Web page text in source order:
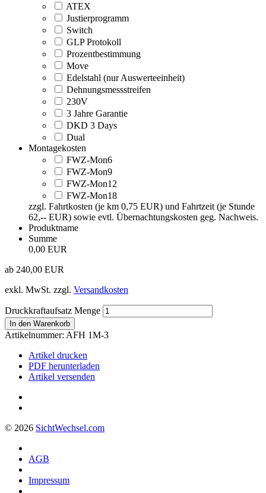
ATEX
Justierprogramm
Switch
GLP Protokoll
Prozentbestimmung
Move
Edelstahl (nur Auswerteeinheit)
Dehnungsmessstreifen
230V
3 Jahre Garantie
DKD 3 Days
Dual
Montagekosten
FWZ-Mon6
FWZ-Mon9
FWZ-Mon12
FWZ-Mon18
zzgl. Fahrtkosten (je km 0,75 EUR) und Fahrtzeit (je Stunde
62,-- EUR) sowie evtl. Übernachtungskosten geg. Nachweis.
Produktname
Summe
0,00 EUR
ab 240,00 EUR
exkl. MwSt. zzgl. Versandkosten
Druckkraftaufsatz Menge
In den Warenkorb
Artikelnummer: AFH 1M-3
Artikel drucken
PDF herunterladen
Artikel versenden
© 2026 SichtWechsel.com
AGB
Impressum